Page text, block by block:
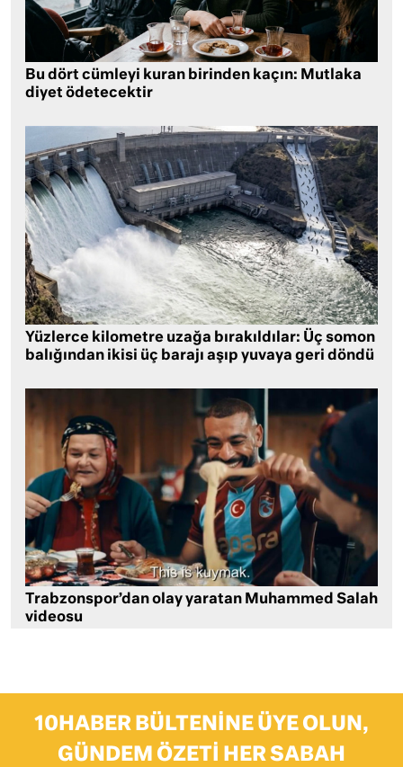
Bu dört cümleyi kuran birinden kaçın: Mutlaka
diyet ödetecektir
Yüzlerce kilometre uzağa bırakıldılar: Üç somon
balığından ikisi üç barajı aşıp yuvaya geri döndü
Trabzonspor’dan olay yaratan Muhammed Salah
videosu
10HABER BÜLTENINE ÜYE OLUN,
GÜNDEM ÖZETI HER SABAH